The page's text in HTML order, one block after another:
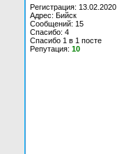
Регистрация: 13.02.2020
Адрес: Бийск
Сообщений: 15
Спасибо: 4
Спасибо 1 в 1 посте
Репутация: 10